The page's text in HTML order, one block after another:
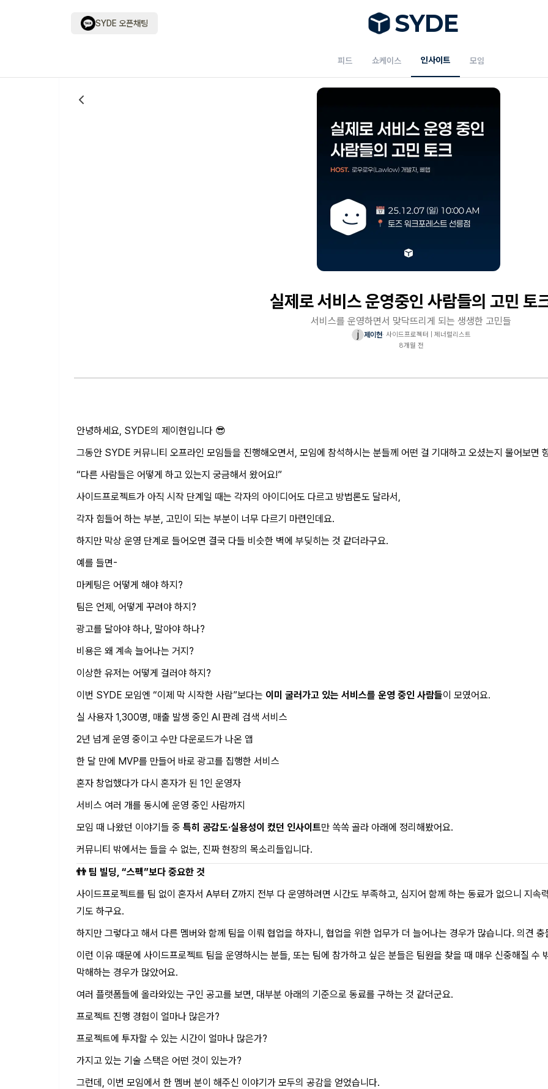
SYDE 오픈채팅 SYDE
피드 쇼케이스 인사이트 모임
실제로 서비스 운영중인 사람들의 고민 토
서비스를 운영하면서 맞닥뜨리게 되는 생생한 고민들
j 제이현· 사이드프로젝터 | 제너럴리스트
8개월 전
안녕하세요, SYDE의 제이현입니다 😎
그동안 SYDE 커뮤니티 오프라인 모임들을 진행해오면서, 모임에 참석하시는 분들께 어떤 걸 기대하고 오셨는지 물어보면
“다른 사람들은 어떻게 하고 있는지 궁금해서 왔어요!”
사이드프로젝트가 아직 시작 단계일 때는 각자의 아이디어도 다르고 방법론도 달라서,
각자 힘들어 하는 부분, 고민이 되는 부분이 너무 다르기 마련인데요.
하지만 막상 운영 단계로 들어오면 결국 다들 비슷한 벽에 부딪히는 것 같더라구요.
예를 들면-
마케팅은 어떻게 해야 하지?
팀은 언제, 어떻게 꾸려야 하지?
광고를 달아야 하나, 말아야 하나?
비용은 왜 계속 늘어나는 거지?
이상한 유저는 어떻게 걸러야 하지?
이번 SYDE 모임엔 “이제 막 시작한 사람”보다는 이미 굴러가고 있는 서비스를 운영 중인 사람들이 모였어요.
실 사용자 1,300명, 매출 발생 중인 AI 판례 검색 서비스
2년 넘게 운영 중이고 수만 다운로드가 나온 앱
한 달 만에 MVP를 만들어 바로 광고를 집행한 서비스
혼자 창업했다가 다시 혼자가 된 1인 운영자
서비스 여러 개를 동시에 운영 중인 사람까지
모임 때 나왔던 이야기들 중 특히 공감도·실용성이 컸던 인사이트만 쏙쏙 골라 아래에 정리해봤어요.
커뮤니티 밖에서는 들을 수 없는, 진짜 현장의 목소리들입니다.
👬 팀 빌딩, “스펙”보다 중요한 것
사이드프로젝트를 팀 없이 혼자서 A부터 Z까지 전부 다 운영하려면 시간도 부족하고, 심지어 함께 하는 동료가 없으니 지속
기도 하구요.
하지만 그렇다고 해서 다른 멤버와 함께 팀을 이뤄 협업을 하자니, 협업을 위한 업무가 더 늘어나는 경우가 많습니다. 의견
이런 이유 때문에 사이드프로젝트 팀을 운영하시는 분들, 또는 팀에 참가하고 싶은 분들은 팀원을 찾을 때 매우 신중해질 수
막해하는 경우가 많았어요.
여러 플랫폼들에 올라와있는 구인 공고를 보면, 대부분 아래의 기준으로 동료를 구하는 것 같더군요.
프로젝트 진행 경험이 얼마나 많은가?
프로젝트에 투자할 수 있는 시간이 얼마나 많은가?
가지고 있는 기술 스택은 어떤 것이 있는가?
그런데, 이번 모임에서 한 멤버 분이 해주신 이야기가 모두의 공감을 얻었습니다.